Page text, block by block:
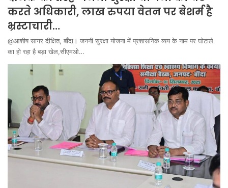
करते अधिकारी, लाख रुपया वेतन पर बेशर्म है
भ्रस्टाचारी…
@आशीष सागर दीक्षित, बाँदा। जननी सुरक्षा योजना में प्रशासनिक व्यय के नाम पर घोटाले
का हो रहा है बड़ा खेल,सीएमओ…